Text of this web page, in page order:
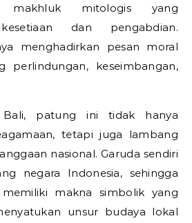
makhluk mitologis yang
dan pengabdian.
menghadirkan pesan moral
perlindungan, keseimbangan,
Bali, patung ini tidak hanya
tetapi juga lambang
nasional. Garuda sendiri
negara Indonesia, sehingga
memiliki makna simbolik yang
unsur budaya lokal